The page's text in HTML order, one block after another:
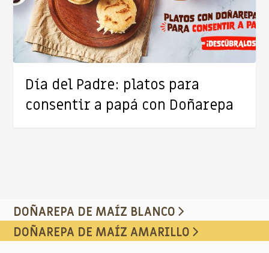
a
papá
con
Doñarepa
Día del Padre: platos para
consentir a papá con Doñarepa
DOÑAREPA DE MAÍZ BLANCO
DOÑAREPA DE MAÍZ AMARILLO